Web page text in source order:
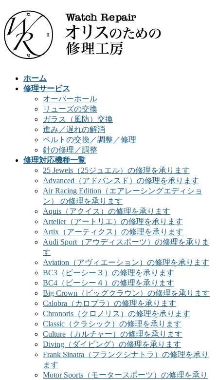
ホーム
修理サービス
オーバーホール
リューズの交換
ガラス（風防）交換
進み／遅れの解消
ベルトの交換／調整／修理
針の修理／調整
修理対応機種一覧
25 Jewels（25ジュエル）の修理を承ります
Advanced（アドバンスド）の修理を承ります
Air Racing Edition（エアレーシングエディショ
ン） の修理を承ります
Aquis（アクイス）の修理を承ります
Artelier（アートリエ）の修理を承ります
Artix（アーティクス）の修理を承ります
Audi Sport（アウディスポーツ）の修理を承りま
す
Aviation（アヴィエーション）の修理を承ります
BC3（ビーシー３）の修理を承ります
BC4（ビーシー４）の修理を承ります
Big Crown（ビッグクラウン）の修理を承ります
Calobra（カロブラ）の修理を承ります
Chronoris（クロノリス）の修理を承ります
Classic（クラシック）の修理を承ります
Culture（カルチャー）の修理を承ります
Diving（ダイビング）の修理を承ります
Frank Sinatra（フランクシナトラ）の修理を承り
ます
Motor Sports（モータースポーツ）の修理を承り